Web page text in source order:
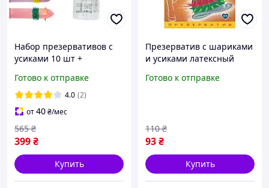
Набор презервативов с
усиками 10 шт +
Готово к отправке
4.0 (2)
от40₴/мес
399₴
565 ₴
Купить
Презерватив с шариками
и усиками латексный
lux Искуситель 1 штука
Готово к отправке
93₴
110 ₴
Купить